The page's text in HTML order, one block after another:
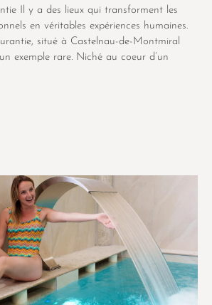
Il y a des lieux qui transforment les
en véritables expériences humaines.
situé à Castelnau-de-Montmiral
exemple rare. Niché au coeur d’un